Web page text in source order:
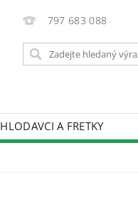
797 683 088
HLODAVCI A FRETKY